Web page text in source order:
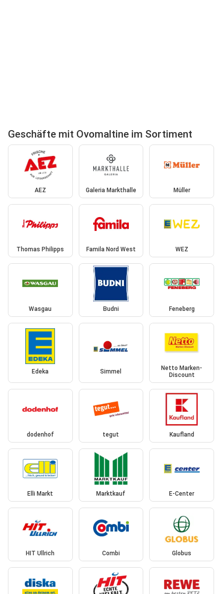
Geschäfte mit Ovomaltine im Sortiment
AEZ Galeria Markthalle Müller
Thomas Philipps Famila Nord West WEZ
Wasgau Budni Feneberg
Edeka Simmel
Netto Marken-
Discount
dodenhof tegut Kaufland
Elli Markt Marktkauf E-Center
HIT Ullrich Combi Globus